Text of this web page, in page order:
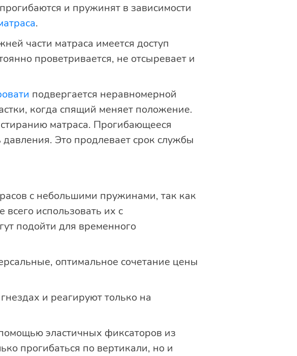
и пружинят в зависимости
.
части матраса имеется доступ
проветривается, не отсыревает и
подвергается неравномерной
когда спящий меняет положение.
матраса. Прогибающееся
Это продлевает срок службы
с небольшими пружинами, так как
использовать их с
подойти для временного
оптимальное сочетание цены
и реагируют только на
эластичных фиксаторов из
прогибаться по вертикали, но и